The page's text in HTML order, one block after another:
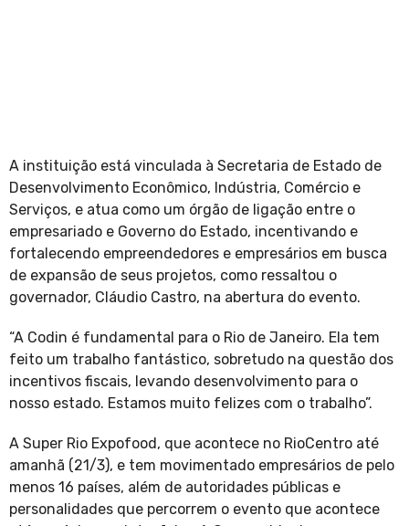
A instituição está vinculada à Secretaria de Estado de
Desenvolvimento Econômico, Indústria, Comércio e
Serviços, e atua como um órgão de ligação entre o
empresariado e Governo do Estado, incentivando e
fortalecendo empreendedores e empresários em busca
de expansão de seus projetos, como ressaltou o
governador, Cláudio Castro, na abertura do evento.
“A Codin é fundamental para o Rio de Janeiro. Ela tem
feito um trabalho fantástico, sobretudo na questão dos
incentivos fiscais, levando desenvolvimento para o
nosso estado. Estamos muito felizes com o trabalho”.
A Super Rio Expofood, que acontece no RioCentro até
amanhã (21/3), e tem movimentado empresários de pelo
menos 16 países, além de autoridades públicas e
personalidades que percorrem o evento que acontece